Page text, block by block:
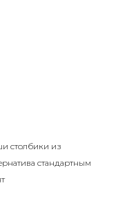
столбики из
стандартным